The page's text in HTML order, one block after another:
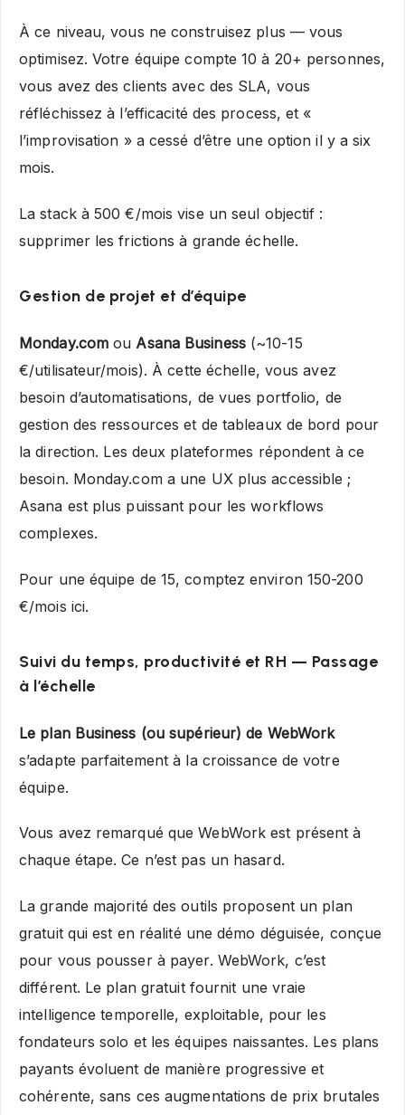
À ce niveau, vous ne construisez plus — vous
optimisez. Votre équipe compte 10 à 20+ personnes,
vous avez des clients avec des SLA, vous
réfléchissez à l’efficacité des process, et «
l’improvisation » a cessé d’être une option il y a six
mois.
La stack à 500 €/mois vise un seul objectif :
supprimer les frictions à grande échelle.
Gestion de projet et d’équipe
Monday.com ou Asana Business(~10-15
€/utilisateur/mois). À cette échelle, vous avez
besoin d’automatisations, de vues portfolio, de
gestion des ressources et de tableaux de bord pour
la direction. Les deux plateformes répondent à ce
besoin. Monday.com a une UX plus accessible ;
Asana est plus puissant pour les workflows
complexes.
Pour une équipe de 15, comptez environ 150-200
€/mois ici.
Suivi du temps, productivité et RH — Passage
à l’échelle
Le plan Business (ou supérieur) de WebWork
s’adapte parfaitement à la croissance de votre
équipe.
Vous avez remarqué que WebWork est présent à
chaque étape. Ce n’est pas un hasard.
La grande majorité des outils proposent un plan
gratuit qui est en réalité une démo déguisée, conçue
pour vous pousser à payer. WebWork, c’est
différent. Le plan gratuit fournit une vraie
intelligence temporelle, exploitable, pour les
fondateurs solo et les équipes naissantes. Les plans
payants évoluent de manière progressive et
cohérente, sans ces augmentations de prix brutales